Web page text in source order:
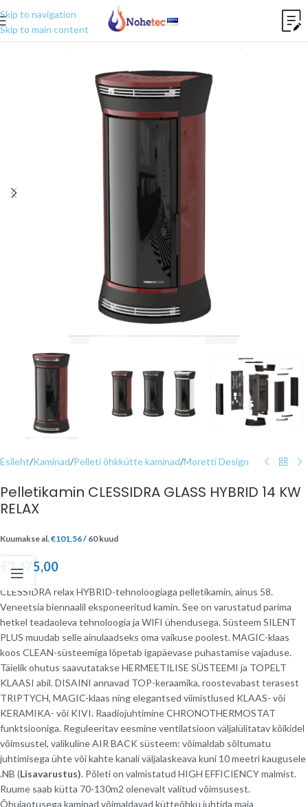
Skip to navigation
Skip to main content
Esileht/Kaminad/Pelleti õhkkütte kaminad/Moretti Design
Pelletikamin CLESSIDRA GLASS HYBRID 14 KW
RELAX
Kuumakse al. €101,56/ 60 kuud
3.475,00
CLESSIDRA relax HYBRID-tehnoloogiaga pelletikamin, ainus 58.
Veneetsia biennaalil eksponeeritud kamin. See on varustatud parima
hetkel teadaoleva tehnoloogia ja WIFI ühendusega. Süsteem SILENT
PLUS muudab selle ainulaadseks oma vaikuse poolest. MAGIC-klaas
koos CLEAN-süsteemiga lõpetab igapäevase puhastamise vajaduse.
Täielik ohutus saavutatakse HERMEETILISE SÜSTEEMI ja TOPELT
KLAASI abil. DISAINI annavad TOP-keraamika, roostevabast terasest
TRIPTYCH, MAGIC-klaas ning elegantsed viimistlused KLAAS- või
KERAMIKA- või KIVI. Raadiojuhtimine CHRONOTHERMOSTAT
funktsiooniga. Reguleeritav eesmine ventilatsioon väljalülitatav kõikidel
võimsustel, valikuline AIR BACK süsteem: võimaldab sõltumatu
juhtimisega ühte või kahte kanali väljalaskeava kuni 10 meetri kaugusele
.NB (Lisavarustus). Põleti on valmistatud HIGH EFFICIENCY malmist.
Ruume saab kütta 70-130m2 olenevalt valitud võimsusest.
Õhujaotusega kaminad võimaldavad kütteõhku juhtida maja